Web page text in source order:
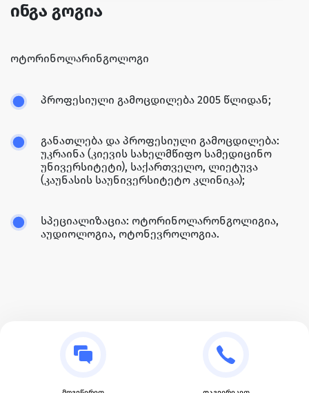
ინგა გოგია
ოტორინოლარინგოლოგი
პროფესიული გამოცდილება 2005 წლიდან;
განათლება და პროფესიული გამოცდილება:
უკრაინა (კიევის სახელმწიფო სამედიცინო
უნივერსიტეტი), საქართველო, ლიეტუვა
(კაუნასის საუნივერსიტეტო კლინიკა);
სპეციალიზაცია: ოტორინოლარონგოლიგია,
აუდიოლოგია, ოტონევროლოგია.